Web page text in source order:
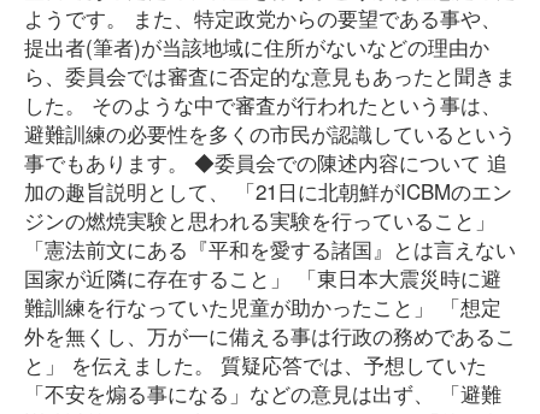
ようです。 また、特定政党からの要望である事や、
提出者(筆者)が当該地域に住所がないなどの理由か
ら、委員会では審査に否定的な意見もあったと聞きま
した。 そのような中で審査が行われたという事は、
避難訓練の必要性を多くの市民が認識しているという
事でもあります。 ◆委員会での陳述内容について 追
加の趣旨説明として、 「21日に北朝鮮がICBMのエン
ジンの燃焼実験と思われる実験を行っていること」
「憲法前文にある『平和を愛する諸国』とは言えない
国家が近隣に存在すること」 「東日本大震災時に避
難訓練を行なっていた児童が助かったこと」 「想定
外を無くし、万が一に備える事は行政の務めであるこ
と」 を伝えました。 質疑応答では、予想していた
「不安を煽る事になる」などの意見は出ず、 「避難